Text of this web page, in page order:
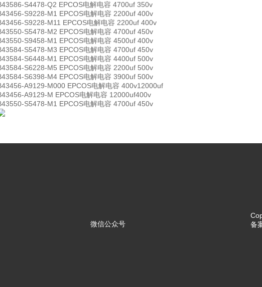
S4478-Q2 EPCOS电解电容 4700uf 350v
S9228-M1 EPCOS电解电容 2200uf 400v
S9228-M11 EPCOS电解电容 2200uf 400v
S5478-M2 EPCOS电解电容 4700uf 450v
S9458-M1 EPCOS电解电容 4500uf 400v
S5478-M3 EPCOS电解电容 4700uf 450v
S6448-M1 EPCOS电解电容 4400uf 500v
S6228-M5 EPCOS电解电容 2200uf 500v
S6398-M4 EPCOS电解电容 3900uf 500v
A9129-M000 EPCOS电解电容 400v12000uf
A9129-M EPCOS电解电容 12000uf400v
S5478-M1 EPCOS电解电容 4700uf 450v
微信公众号
备